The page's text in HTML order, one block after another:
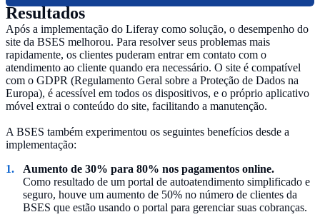
Resultados
Após a implementação do Liferay como solução, o desempenho do
site da BSES melhorou. Para resolver seus problemas mais
rapidamente, os clientes puderam entrar em contato com o
atendimento ao cliente quando era necessário. O site é compatível
com o GDPR (Regulamento Geral sobre a Proteção de Dados na
Europa), é acessível em todos os dispositivos, e o próprio aplicativo
móvel extrai o conteúdo do site, facilitando a manutenção.
A BSES também experimentou os seguintes benefícios desde a
implementação:
Aumento de 30% para 80% nos pagamentos online.
Como resultado de um portal de autoatendimento simplificado e
seguro, houve um aumento de 50% no número de clientes da
BSES que estão usando o portal para gerenciar suas cobranças.